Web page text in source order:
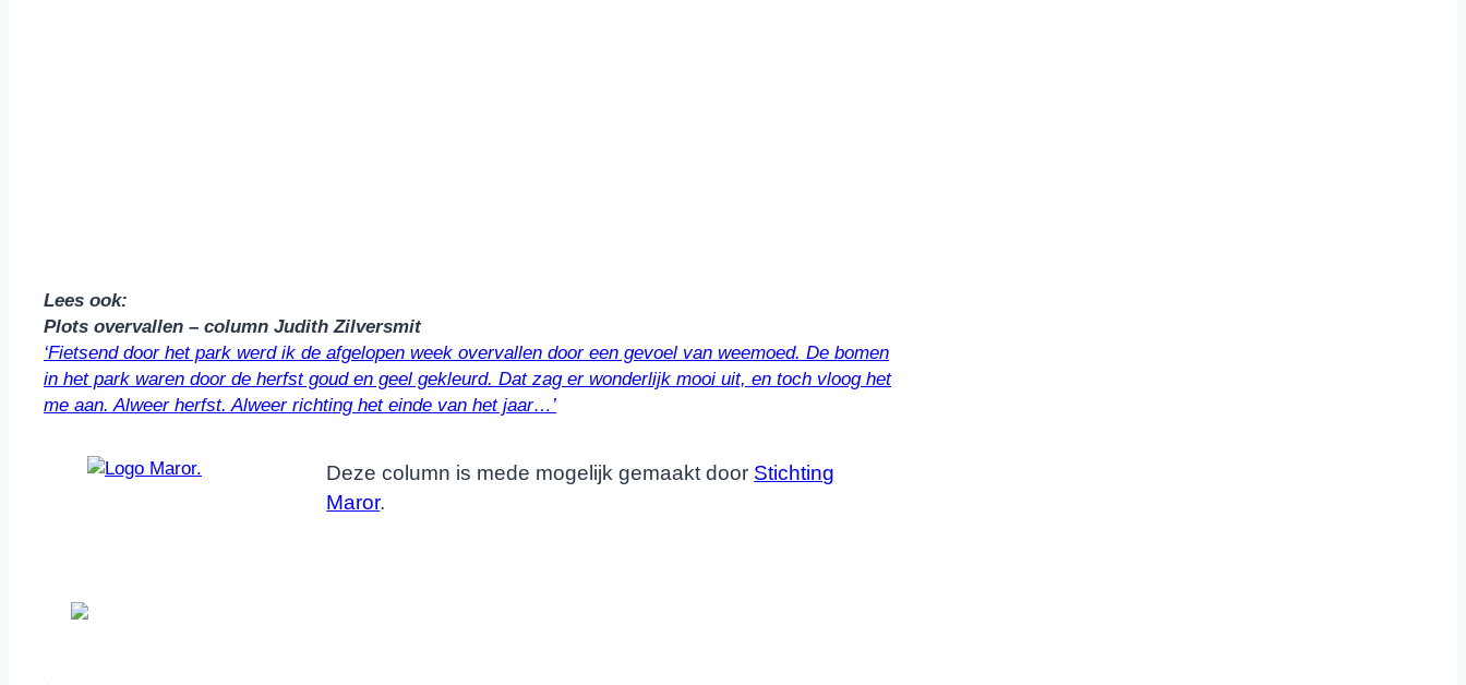
Lees ook:
Plots overvallen – column Judith Zilversmit
‘Fietsend door het park werd ik de afgelopen week overvallen door een gevoel van weemoed. De bomen
in het park waren door de herfst goud en geel gekleurd. Dat zag er wonderlijk mooi uit, en toch vloog het
me aan. Alweer herfst. Alweer richting het einde van het jaar…’
Deze column is mede mogelijk gemaakt door Stichting
Maror.